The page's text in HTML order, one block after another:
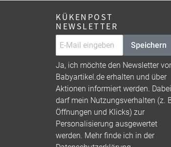
KÜKENPOST
NEWSLETTER
Speichern
Ja, ich möchte den Newsletter
Babyartikel.de erhalten und über
Aktionen informiert werden. Dabei
darf mein Nutzungsverhalten (z.
Öffnungen und Klicks) zur
Personalisierung ausgewertet
werden. Mehr finde ich in der